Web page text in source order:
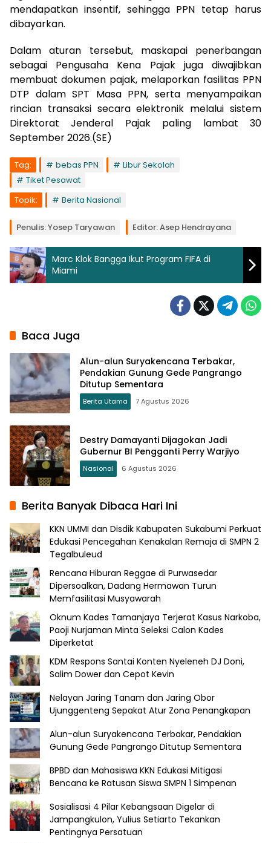
mendapatkan insentif, sehingga PPN tetap harus
dibayarkan.
Dalam aturan tersebut, maskapai penerbangan
sebagai Pengusaha Kena Pajak juga diwajibkan
membuat dokumen pajak, melaporkan fasilitas PPN
DTP dalam SPT Masa PPN, serta menyampaikan
rincian transaksi secara elektronik melalui sistem
Direktorat Jenderal Pajak paling lambat 30
September 2026.(SE)
Tag: bebas PPN
Libur Sekolah
Tiket Pesawat
Topik:
Berita Nasional
Penulis: Yosep Taryawan Editor: Asep Hendrayana
Marc Klok Bangga Ikut Program FIFA di
Miami
Baca Juga
Alun-alun Suryakencana Terbakar,
Pendakian Gunung Gede Pangrango
Ditutup Sementara
Berita Utama 7 Agustus 2026
Destry Damayanti Dijagokan Jadi
Gubernur BI Pengganti Perry Warjiyo
Nasional 6 Agustus 2026
Berita Banyak Dibaca Hari Ini
KKN UMMI dan Disdik Kabupaten Sukabumi Perkuat
Edukasi Pencegahan Kenakalan Remaja di SMPN 2
Tegalbuleud
Rencana Hiburan Reggae di Purwasedar
Dipersoalkan, Dadang Hermawan Turun
Memfasilitasi Musyawarah
Oknum Kades Tamanjaya Terjerat Kasus Narkoba,
Paoji Nurjaman Minta Seleksi Calon Kades
Diperketat
KDM Respons Santai Konten Nyeleneh DJ Doni,
Salim Dower dan Cepot Kevin
Nelayan Jaring Tanam dan Jaring Obor
Ujunggenteng Sepakat Atur Zona Penangkapan
Alun-alun Suryakencana Terbakar, Pendakian
Gunung Gede Pangrango Ditutup Sementara
BPBD dan Mahasiswa KKN Edukasi Mitigasi
Bencana ke Ratusan Siswa SMPN 1 Simpenan
Sosialisasi 4 Pilar Kebangsaan Digelar di
Jampangkulon, Yulius Setiarto Tekankan
Pentingnya Persatuan